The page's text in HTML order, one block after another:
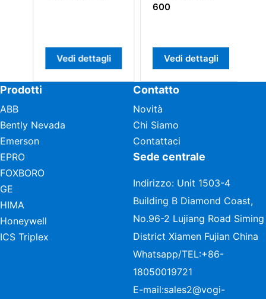
Vedi dettagli
600
Vedi dettagli
Prodotti
ABB
Bently Nevada
Emerson
EPRO
FOXBORO
GE
HIMA
Honeywell
ICS Triplex
Contatto
Novità
Chi Siamo
Contattaci
Sede centrale
Indirizzo: Unit 1503-4
Building B Diamond Coast,
No.96-2 Lujiang Road Siming
District Xiamen Fujian China
Whatsapp/TEL:+86-
18050019721
E-mail:sales2@vogi-